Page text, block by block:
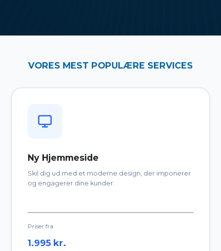
VORES MEST POPULÆRE SERVICES
Ny Hjemmeside
Skil dig ud med et moderne design, der imponerer
og engagerer dine kunder.
Priser fra
1.995 kr.